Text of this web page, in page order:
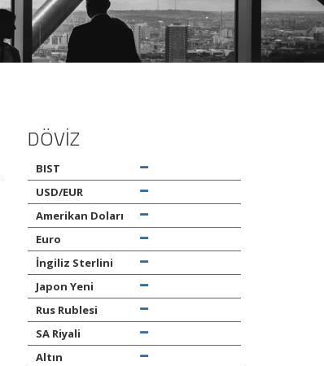
DÖVİZ
BIST
USD/EUR
Amerikan Doları
Euro
İngiliz Sterlini
Japon Yeni
Rus Rublesi
SA Riyali
Altın